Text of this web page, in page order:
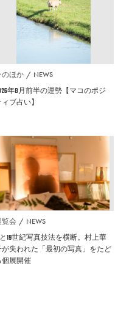
のほか NEWS
年8月前半の運勢【マコのポジ
ブ占い】
覧会 NEWS
19世紀写真技法を横断。村上華
が失われた「最初の写真」をたど
個展開催